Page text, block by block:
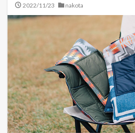
2022/11/23 nakota